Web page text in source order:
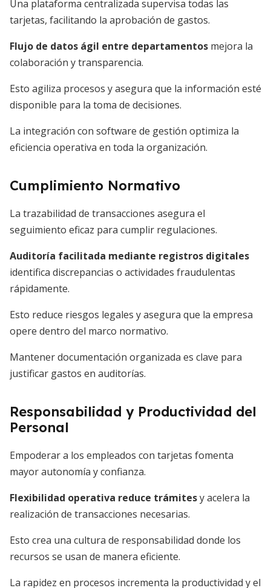
Una plataforma centralizada supervisa todas las
tarjetas, facilitando la aprobación de gastos.
Flujo de datos ágil entre departamentos mejora la
colaboración y transparencia.
Esto agiliza procesos y asegura que la información esté
disponible para la toma de decisiones.
La integración con software de gestión optimiza la
eficiencia operativa en toda la organización.
Cumplimiento Normativo
La trazabilidad de transacciones asegura el
seguimiento eficaz para cumplir regulaciones.
Auditoría facilitada mediante registros digitales
identifica discrepancias o actividades fraudulentas
rápidamente.
Esto reduce riesgos legales y asegura que la empresa
opere dentro del marco normativo.
Mantener documentación organizada es clave para
justificar gastos en auditorías.
Responsabilidad y Productividad del
Personal
Empoderar a los empleados con tarjetas fomenta
mayor autonomía y confianza.
Flexibilidad operativa reduce trámitesy acelera la
realización de transacciones necesarias.
Esto crea una cultura de responsabilidad donde los
recursos se usan de manera eficiente.
La rapidez en procesos incrementa la productividad y el